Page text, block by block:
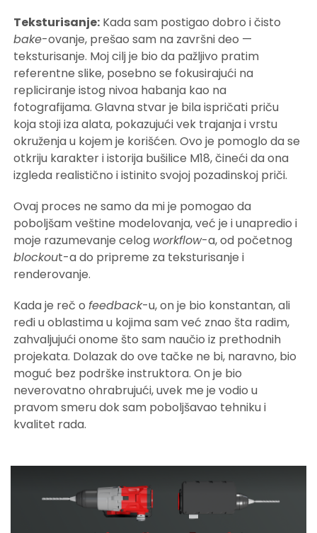
Teksturisanje: Kada sam postigao dobro i čisto
bake-ovanje, prešao sam na završni deo —
teksturisanje. Moj cilj je bio da pažljivo pratim
referentne slike, posebno se fokusirajući na
repliciranje istog nivoa habanja kao na
fotografijama. Glavna stvar je bila ispričati priču
koja stoji iza alata, pokazujući vek trajanja i vrstu
okruženja u kojem je korišćen. Ovo je pomoglo da se
otkriju karakter i istorija bušilice M18, čineći da ona
izgleda realistično i istinito svojoj pozadinskoj priči.
Ovaj proces ne samo da mi je pomogao da
poboljšam veštine modelovanja, već je i unapredio i
moje razumevanje celog workflow-a, od početnog
blockout-a do pripreme za teksturisanje i
renderovanje.
Kada je reč ofeedback-u, on je bio konstantan, ali
ređi u oblastima u kojima sam već znao šta radim,
zahvaljujući onome što sam naučio iz prethodnih
projekata. Dolazak do ove tačke ne bi, naravno, bio
moguć bez podrške instruktora. On je bio
neverovatno ohrabrujući, uvek me je vodio u
pravom smeru dok sam poboljšavao tehniku i
kvalitet rada.